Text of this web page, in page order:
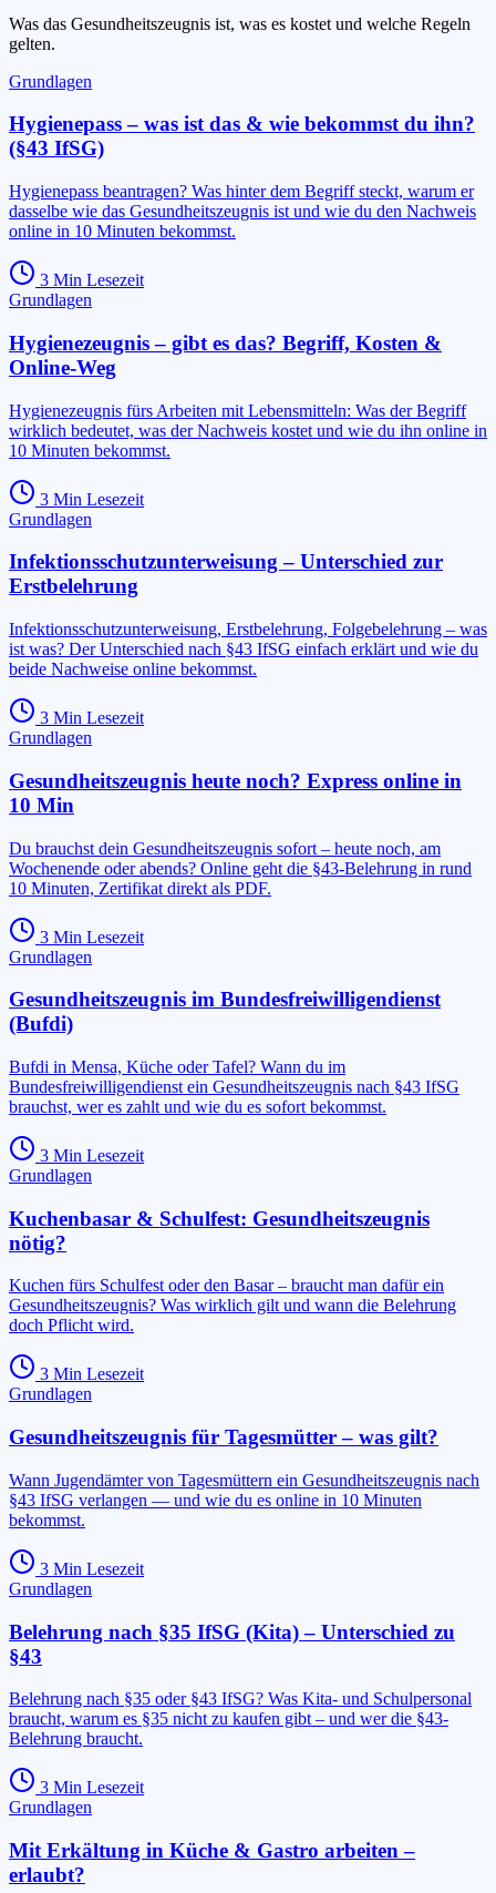
Was das Gesundheitszeugnis ist, was es kostet und welche Regeln
gelten.
Grundlagen
Hygienepass – was ist das & wie bekommst du ihn?
(§43 IfSG)
Hygienepass beantragen? Was hinter dem Begriff steckt, warum er
dasselbe wie das Gesundheitszeugnis ist und wie du den Nachweis
online in 10 Minuten bekommst.
3 Min Lesezeit
Grundlagen
Hygienezeugnis – gibt es das? Begriff, Kosten &
Online-Weg
Hygienezeugnis fürs Arbeiten mit Lebensmitteln: Was der Begriff
wirklich bedeutet, was der Nachweis kostet und wie du ihn online in
10 Minuten bekommst.
3 Min Lesezeit
Grundlagen
Infektionsschutzunterweisung – Unterschied zur
Erstbelehrung
Infektionsschutzunterweisung, Erstbelehrung, Folgebelehrung – was
ist was? Der Unterschied nach §43 IfSG einfach erklärt und wie du
beide Nachweise online bekommst.
3 Min Lesezeit
Grundlagen
Gesundheitszeugnis heute noch? Express online in
10 Min
Du brauchst dein Gesundheitszeugnis sofort – heute noch, am
Wochenende oder abends? Online geht die §43-Belehrung in rund
10 Minuten, Zertifikat direkt als PDF.
3 Min Lesezeit
Grundlagen
Gesundheitszeugnis im Bundesfreiwilligendienst
(Bufdi)
Bufdi in Mensa, Küche oder Tafel? Wann du im
Bundesfreiwilligendienst ein Gesundheitszeugnis nach §43 IfSG
brauchst, wer es zahlt und wie du es sofort bekommst.
3 Min Lesezeit
Grundlagen
Kuchenbasar & Schulfest: Gesundheitszeugnis
nötig?
Kuchen fürs Schulfest oder den Basar – braucht man dafür ein
Gesundheitszeugnis? Was wirklich gilt und wann die Belehrung
doch Pflicht wird.
3 Min Lesezeit
Grundlagen
Gesundheitszeugnis für Tagesmütter – was gilt?
Wann Jugendämter von Tagesmüttern ein Gesundheitszeugnis nach
§43 IfSG verlangen — und wie du es online in 10 Minuten
bekommst.
3 Min Lesezeit
Grundlagen
Belehrung nach §35 IfSG (Kita) – Unterschied zu
§43
Belehrung nach §35 oder §43 IfSG? Was Kita- und Schulpersonal
braucht, warum es §35 nicht zu kaufen gibt – und wer die §43-
Belehrung braucht.
3 Min Lesezeit
Grundlagen
Mit Erkältung in Küche & Gastro arbeiten –
erlaubt?